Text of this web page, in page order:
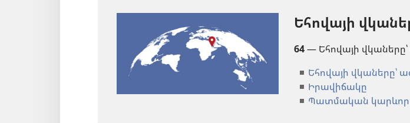
Եհովայի
64— Եհովայի
Եհովայի
Իրավիճակը
Պատմական կարևոր